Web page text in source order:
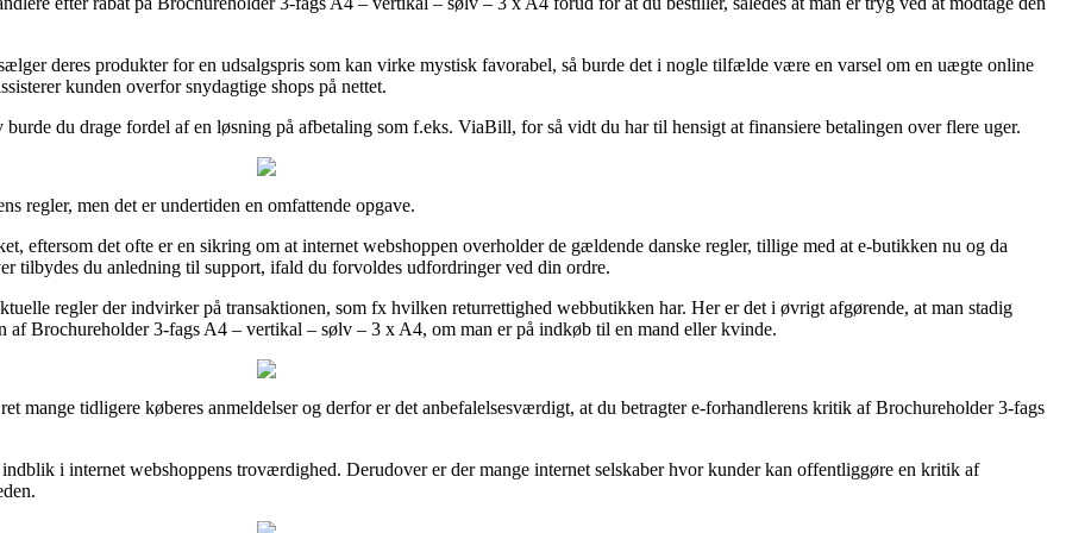
deres produkter for en udsalgspris som kan virke mystisk favorabel, så burde det i nogle tilfælde være en varsel om en uægte online
kunden overfor snydagtige shops på nettet.
du drage fordel af en løsning på afbetaling som f.eks. ViaBill, for så vidt du har til hensigt at finansiere betalingen over flere uger.
regler, men det er undertiden en omfattende opgave.
eftersom det ofte er en sikring om at internet webshoppen overholder de gældende danske regler, tillige med at e-butikken nu og da
tilbydes du anledning til support, ifald du forvoldes udfordringer ved din ordre.
regler der indvirker på transaktionen, som fx hvilken returrettighed webbutikken har. Her er det i øvrigt afgørende, at man stadig
af Brochureholder 3-fags A4 – vertikal – sølv – 3 x A4, om man er på indkøb til en mand eller kvinde.
mange tidligere køberes anmeldelser og derfor er det anbefalelsesværdigt, at du betragter e-forhandlerens kritik af Brochureholder 3-fags
i internet webshoppens troværdighed. Derudover er der mange internet selskaber hvor kunder kan offentliggøre en kritik af